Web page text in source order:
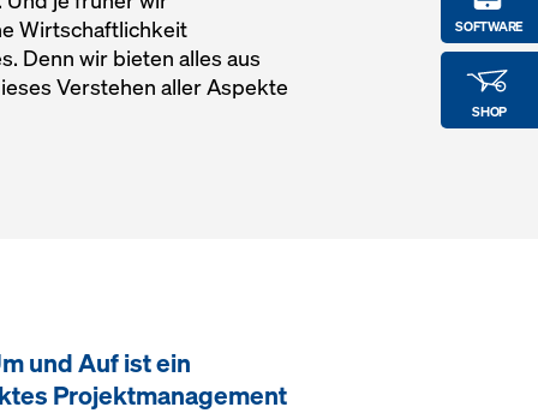
SOFTWARE
SHOP
Wirtschaftlichkeit
Denn wir bieten alles aus
Verstehen aller Aspekte
und Auf ist ein
Projektmanagement